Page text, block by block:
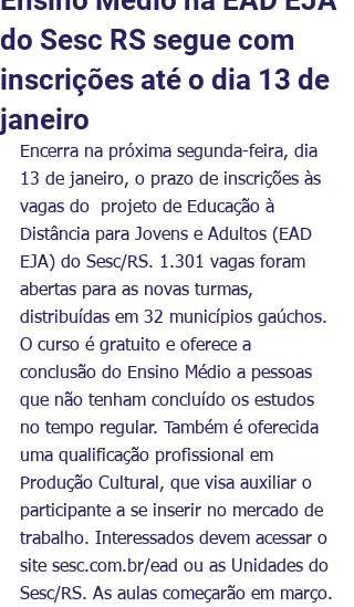
do Sesc RS segue com
inscrições até o dia 13 de
janeiro
Encerra na próxima segunda-feira, dia
13 de janeiro, o prazo de inscrições às
vagas do  projeto de Educação à
Distância para Jovens e Adultos (EAD
EJA) do Sesc/RS. 1.301 vagas foram
abertas para as novas turmas,
distribuídas em 32 municípios gaúchos.
O curso é gratuito e oferece a
conclusão do Ensino Médio a pessoas
que não tenham concluído os estudos
no tempo regular. Também é oferecida
uma qualificação profissional em
Produção Cultural, que visa auxiliar o
participante a se inserir no mercado de
trabalho. Interessados devem acessar o
site sesc.com.br/ead ou as Unidades do
Sesc/RS. As aulas começarão em março.